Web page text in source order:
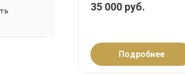
35 000 руб.
Подробнее